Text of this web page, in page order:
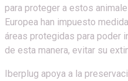
para proteger a estos
Europea han impuesto
áreas protegidas para poder
de esta manera, evitar su
Iberplug apoya a la